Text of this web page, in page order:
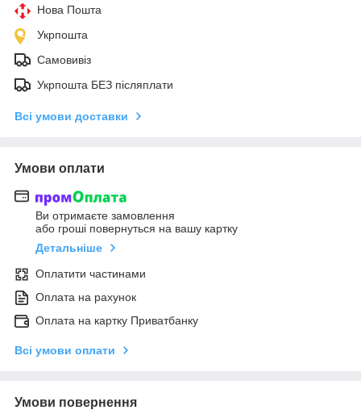
Нова Пошта
Укрпошта
Самовивіз
Укрпошта БЕЗ післяплати
Всі умови доставки
Умови оплати
Ви отримаєте замовлення
або гроші повернуться на вашу картку
Детальніше
Оплатити частинами
Оплата на рахунок
Оплата на картку Приватбанку
Всі умови оплати
Умови повернення